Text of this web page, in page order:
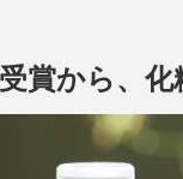
賞から、化